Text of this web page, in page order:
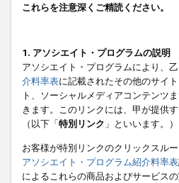
これらを注意深くご精読ください。
1. アソシエイト・プログラムの説明
アソシエイト・プログラムにより、乙
介料率表に記載されたその他のサイ
ト、ソーシャルメディアコンテンツ
きます。このリンクには、甲が提供
（以下「特別リンク 」といいます。）
お客様が特別リンクのクリックスル
アソシエイト・プログラム紹介料率表
によるこれらの商品およびサービス